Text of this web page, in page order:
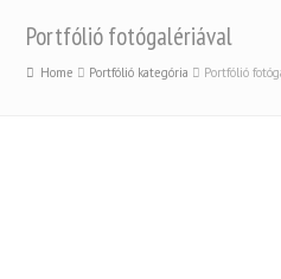
Portfólió fotógalériával
Home Portfólió kategória Portfólió